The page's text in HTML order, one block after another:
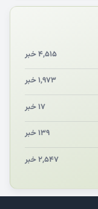
۴,۵۱۵ خبر
۱,۹۷۳ خبر
۱۷ خبر
۱۳۹ خبر
۲,۵۴۷ خبر